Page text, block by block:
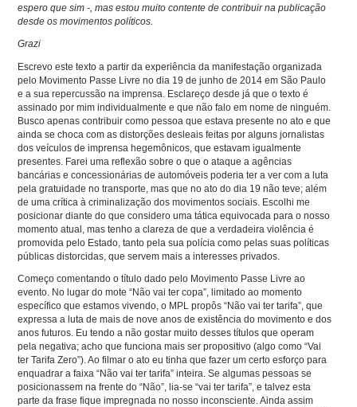
espero que sim -, mas estou muito contente de contribuir na publicação
desde os movimentos políticos.
Grazi
Escrevo este texto a partir da experiência da manifestação organizada
pelo Movimento Passe Livre no dia 19 de junho de 2014 em São Paulo
e a sua repercussão na imprensa. Esclareço desde já que o texto é
assinado por mim individualmente e que não falo em nome de ninguém.
Busco apenas contribuir como pessoa que estava presente no ato e que
ainda se choca com as distorções desleais feitas por alguns jornalistas
dos veículos de imprensa hegemônicos, que estavam igualmente
presentes. Farei uma reflexão sobre o que o ataque a agências
bancárias e concessionárias de automóveis poderia ter a ver com a luta
pela gratuidade no transporte, mas que no ato do dia 19 não teve; além
de uma crítica à criminalização dos movimentos sociais. Escolhi me
posicionar diante do que considero uma tática equivocada para o nosso
momento atual, mas tenho a clareza de que a verdadeira violência é
promovida pelo Estado, tanto pela sua polícia como pelas suas políticas
públicas distorcidas, que servem mais a interesses privados.
Começo comentando o título dado pelo Movimento Passe Livre ao
evento. No lugar do mote “Não vai ter copa”, limitado ao momento
específico que estamos vivendo, o MPL propôs “Não vai ter tarifa”, que
expressa a luta de mais de nove anos de existência do movimento e dos
anos futuros. Eu tendo a não gostar muito desses títulos que operam
pela negativa; acho que funciona mais ser propositivo (algo como “Vai
ter Tarifa Zero”). Ao filmar o ato eu tinha que fazer um certo esforço para
enquadrar a faixa “Não vai ter tarifa” inteira. Se algumas pessoas se
posicionassem na frente do “Não”, lia-se “vai ter tarifa”, e talvez esta
parte da frase fique impregnada no nosso inconsciente. Ainda assim